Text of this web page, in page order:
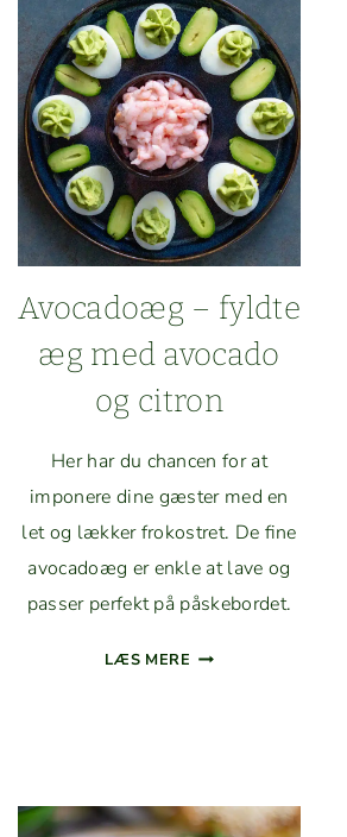
Avo­cadoæg – fyldte
æg med avo­ca­do
og citron
Her har du chan­cen for at
imponere dine gæster med en
let og lækker frokostret. De fine
avo­cadoæg er enkle at lave og
pass­er per­fekt på påskebordet.
LÆS MERE AVO­
AVO­